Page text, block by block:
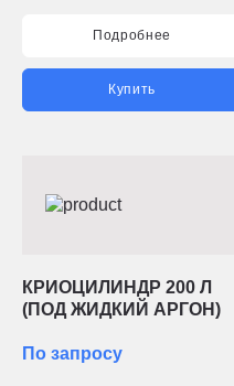
Подробнее
Купить
КРИОЦИЛИНДР 200 Л
(ПОД ЖИДКИЙ АРГОН)
По запросу